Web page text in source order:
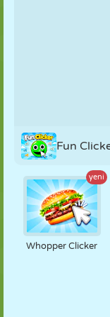
Fun
yeni
Whopper Clicker